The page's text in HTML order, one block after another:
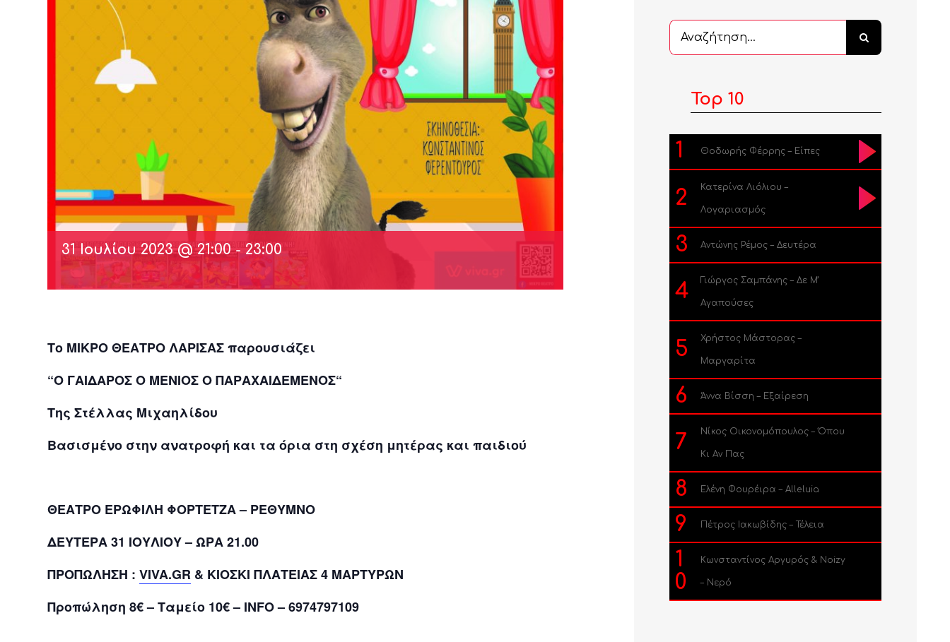
31 Ιουλίου 2023 @ 21:00-23:00
Το ΜΙΚΡΟ ΘΕΑΤΡΟ ΛΑΡΙΣΑΣ παρουσιάζει
“Ο ΓΑIΔΑΡΟΣ Ο ΜΕΝΙΟΣ Ο ΠΑΡΑΧΑΙΔΕΜΕΝΟΣ“
Της Στέλλας Μιχαηλίδου
Βασισμένο στην ανατροφή και τα όρια στη σχέση μητέρας και παιδιού
ΘΕΑΤΡΟ ΕΡΩΦΙΛΗ ΦΟΡΤΕΤΖΑ – ΡΕΘΥΜΝΟ
ΔΕΥΤΕΡΑ 31 ΙΟΥΛΙΟΥ – ΩΡΑ 21.00
ΠΡΟΠΩΛΗΣΗ : VIVA.GR & ΚΙΟΣΚΙ ΠΛΑΤΕΙΑΣ 4 ΜΑΡΤΥΡΩΝ
Προπώληση 8€ – Ταμείο 10€ – INFO– 6974797109
Αναζήτηση
...
Top 10
1 Θοδωρής Φέρρης – Είπες
2 Κατερίνα Λιόλιου –
Λογαριασμός
3 Αντώνης Ρέμος – Δευτέρα
4 Γιώργος Σαμπάνης – Δε Μ’
Αγαπούσες
5 Χρήστος Μάστορας –
Μαργαρίτα
6 Άννα Βίσση – Εξαίρεση
7 Νίκος Οικονομόπουλος – Όπου
Κι Αν Πας
8 Ελένη Φουρέιρα – Alleluia
9 Πέτρος Ιακωβίδης – Τέλεια
1
0
Κωνσταντίνος Αργυρός & Noizy
– Νερό